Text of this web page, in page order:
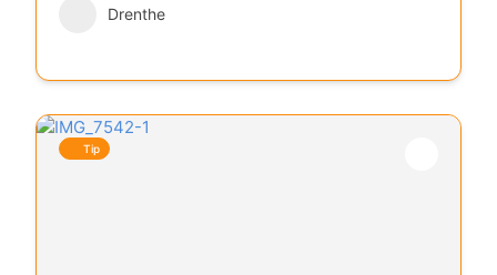
Drenthe
Tip